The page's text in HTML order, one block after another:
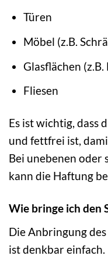
Türen
Möbel (z.B.
Glasflächen (z.B.
Fliesen
Es ist wichtig, dass
und fettfrei ist,
Bei unebenen
kann die Haftung
Wie bringe ich den
Die Anbringung
ist denkbar einfach.